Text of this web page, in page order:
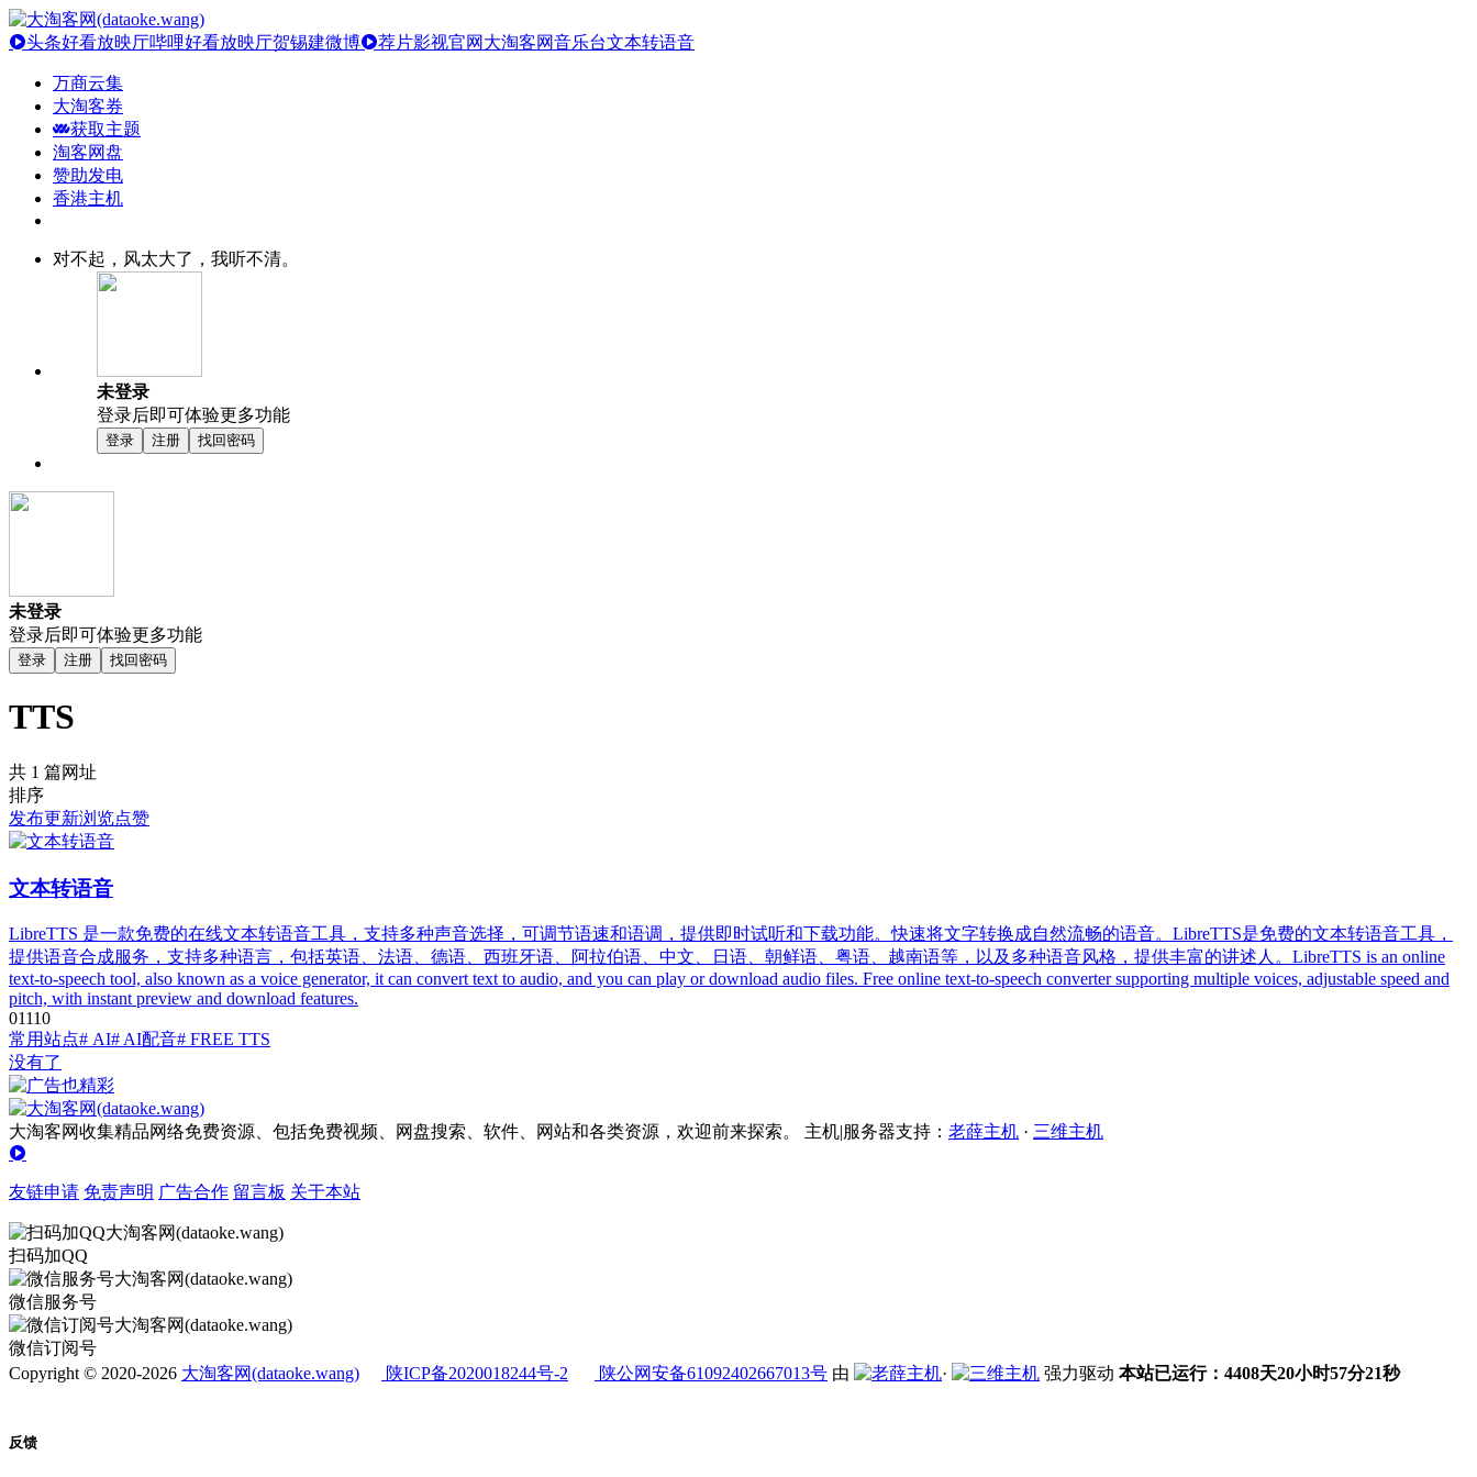
头条好看放映厅哔哩好看放映厅贺锡建微博 荐片影视官网 大淘客网音乐台文本转语音
万商云集
大淘客券
获取主题
淘客网盘
赞助发电
香港主机
对不起，风太大了，我听不清。
未登录
登录后即可体验更多功能
登录 注册 找回密码
未登录
登录后即可体验更多功能
登录 注册 找回密码
TTS
共 1 篇网址
排序
发布更新浏览点赞
文本转语音
LibreTTS 是一款免费的在线文本转语音工具，支持多种声音选择，可调节语速和语调，提供即时试听和下载功能。快速将文字转换成自然流畅的语音。LibreTTS是免费的文本转语音工具，
提供语音合成服务，支持多种语言，包括英语、法语、德语、西班牙语、阿拉伯语、中文、日语、朝鲜语、粤语、越南语等，以及多种语音风格，提供丰富的讲述人。LibreTTS is an online
text-to-speech tool, also known as a voice generator, it can convert text to audio, and you can play or download audio files. Free online text-to-speech converter supporting multiple voices, adjustable speed and
pitch, with instant preview and download features.
01110
常用站点# AI# AI配音# FREE TTS
没有了
大淘客网收集精品网络免费资源、包括免费视频、网盘搜索、软件、网站和各类资源，欢迎前来探索。 主机|服务器支持： 老薛主机 · 三维主机
友链申请 免责声明 广告合作 留言板 关于本站
扫码加QQ
微信服务号
微信订阅号
Copyright © 2020-2026 大淘客网(dataoke.wang) 陕ICP备2020018244号-2 陕公网安备61092402667013号 由 · 强力驱动 本站已运行：4408天20小时57分21秒
反馈